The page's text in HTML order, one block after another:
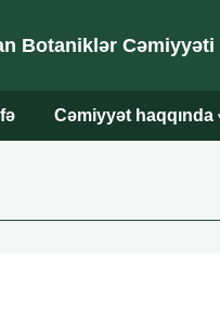
Botaniklər
Cəmiyyət haqqında